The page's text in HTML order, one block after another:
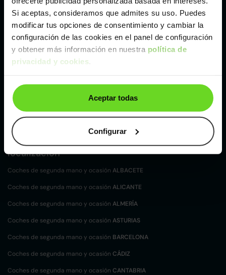
Si aceptas, consideramos que admites su uso. Puedes
modificar tus opciones de consentimiento y cambiar la
configuración de las cookies en el panel de configuración
y obtener más información en nuestra política de
privacidad y cookies
Aceptar todas
Configurar
Valencia
Zaragoza
Ver Land Rover Range Rover Evoque de segunda
mano y ocasión
Land Rover Range Rover Evoque de segunda mano y ocasión
Coches desegunda mano y ocasión por
localización
Coches de segunda mano y ocasión ALBACETE
Coches de segunda mano y ocasión ALICANTE
Coches de segunda mano y ocasión ALMERÍA
Coches de segunda mano y ocasión ASTURIAS
Coches de segunda mano y ocasión BARCELONA
Coches de segunda mano y ocasión CÁDIZ
Coches de segunda mano y ocasión CANTABRIA